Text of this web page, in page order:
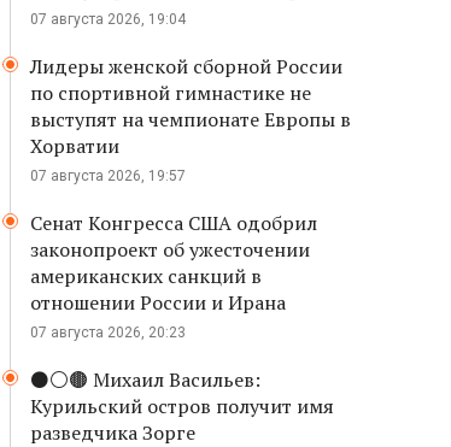
07 августа 2026, 19:04
Лидеры женской сборной России
по спортивной гимнастике не
выступят на чемпионате Европы в
Хорватии
07 августа 2026, 19:57
Сенат Конгресса США одобрил
законопроект об ужесточении
американских санкций в
отношении России и Ирана
07 августа 2026, 20:23
⚫️⚪️🟤 Михаил Васильев:
Курильский остров получит имя
разведчика Зорге